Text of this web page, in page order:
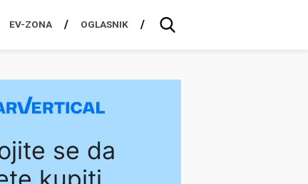
EV-ZONA OGLASNIK